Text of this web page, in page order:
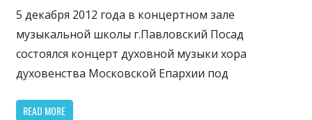
5 декабря 2012 года в концертном зале
музыкальной школы г.Павловский Посад
состоялся концерт духовной музыки хора
духовенства Московской Епархии под
READ MORE